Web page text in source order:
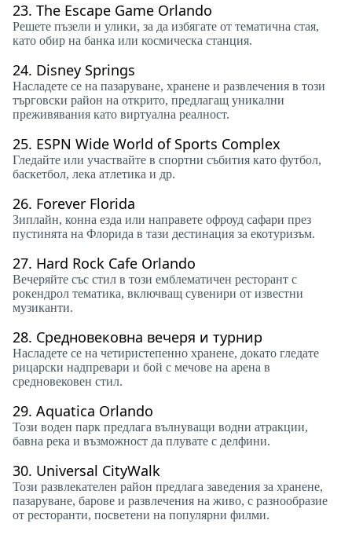
23. The Escape Game Orlando
Решете пъзели и улики, за да избягате от тематична стая,
като обир на банка или космическа станция.
24. Disney Springs
Насладете се на пазаруване, хранене и развлечения в този
търговски район на открито, предлагащ уникални
преживявания като виртуална реалност.
25. ESPN Wide World of Sports Complex
Гледайте или участвайте в спортни събития като футбол,
баскетбол, лека атлетика и др.
26. Forever Florida
Зиплайн, конна езда или направете офроуд сафари през
пустинята на Флорида в тази дестинация за екотуризъм.
27. Hard Rock Cafe Orlando
Вечеряйте със стил в този емблематичен ресторант с
рокендрол тематика, включващ сувенири от известни
музиканти.
28. Средновековна вечеря и турнир
Насладете се на четиристепенно хранене, докато гледате
рицарски надпревари и бой с мечове на арена в
средновековен стил.
29. Aquatica Orlando
Този воден парк предлага вълнуващи водни атракции,
бавна река и възможност да плувате с делфини.
30. Universal CityWalk
Този развлекателен район предлага заведения за хранене,
пазаруване, барове и развлечения на живо, с разнообразие
от ресторанти, посветени на популярни филми.